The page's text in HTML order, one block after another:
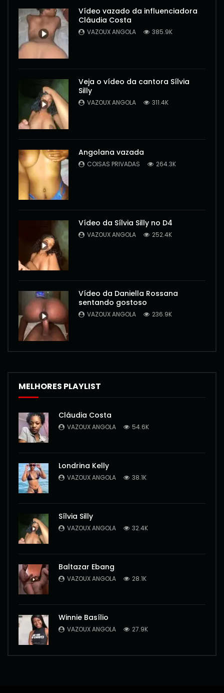
Vídeo vazado da influenciadora
Cláudia Costa
VAZOUX ANGOLA 385.9K
Veja o vídeo da cantora Sílvia
Silly
VAZOUX ANGOLA 311.4K
Angolana vazada
COISAS PRIVADAS 264.3K
Vídeo da Sílvia Silly no D4
VAZOUX ANGOLA 252.4K
Vídeo da Daniella Rossana
sentando gostoso
VAZOUX ANGOLA 236.9K
MELHORES PLAYLIST
Cláudia Costa
VAZOUX ANGOLA 54.6K
Londrina Kelly
VAZOUX ANGOLA 38.1K
Sílvia Silly
VAZOUX ANGOLA 32.4K
Baltazar Ebang
VAZOUX ANGOLA 28.1K
Winnie Basílio
VAZOUX ANGOLA 27.9K